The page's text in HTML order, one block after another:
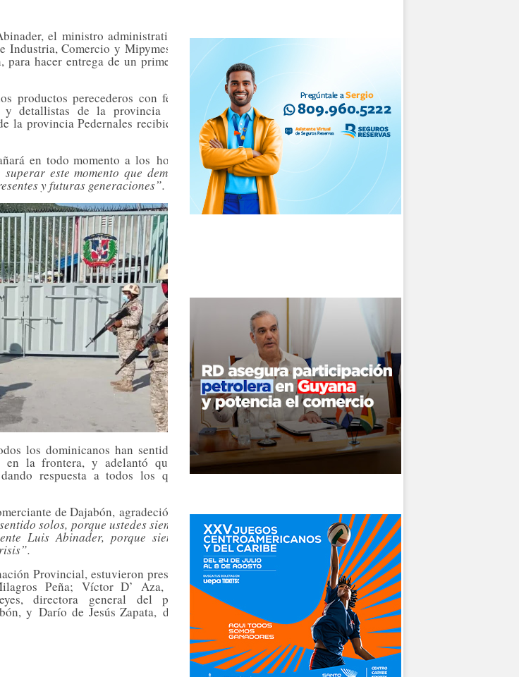
, el ministro administrativo de la
Industria, Comercio y Mipymes, Víctor
, para hacer entrega de un primer aporte
productos perecederoscon fechas de
y detallistas de la provincia Dajabón
la provincia Pedernales recibieron RD
en todo momento a los hombres y
superar este momento que demanda de
y futuras generaciones”.
los dominicanos han sentido por la
la frontera, y adelantó que varias
dando respuesta a todos los que sean
de Dajabón,agradeció el gesto
solos, porque ustedes siempre han
Luis Abinader, porque siempre ha
Provincial, estuvieron presentes, la
Peña;Víctor D’ Aza, director
, directora general del programa
y Darío de Jesús Zapata, diputado,